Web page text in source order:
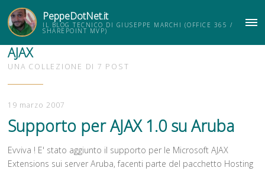
PeppeDotNet.it
IL BLOG TECNICO DI GIUSEPPE MARCHI (OFFICE 365 /
SHAREPOINT MVP)
AJAX
UNA COLLEZIONE DI 7 POST
19 marzo 2007
Supporto per AJAX 1.0 su Aruba
Evviva ! E' stato aggiunto il supporto per le Microsoft AJAX
Extensions sui server Aruba, facenti parte del pacchetto Hosting